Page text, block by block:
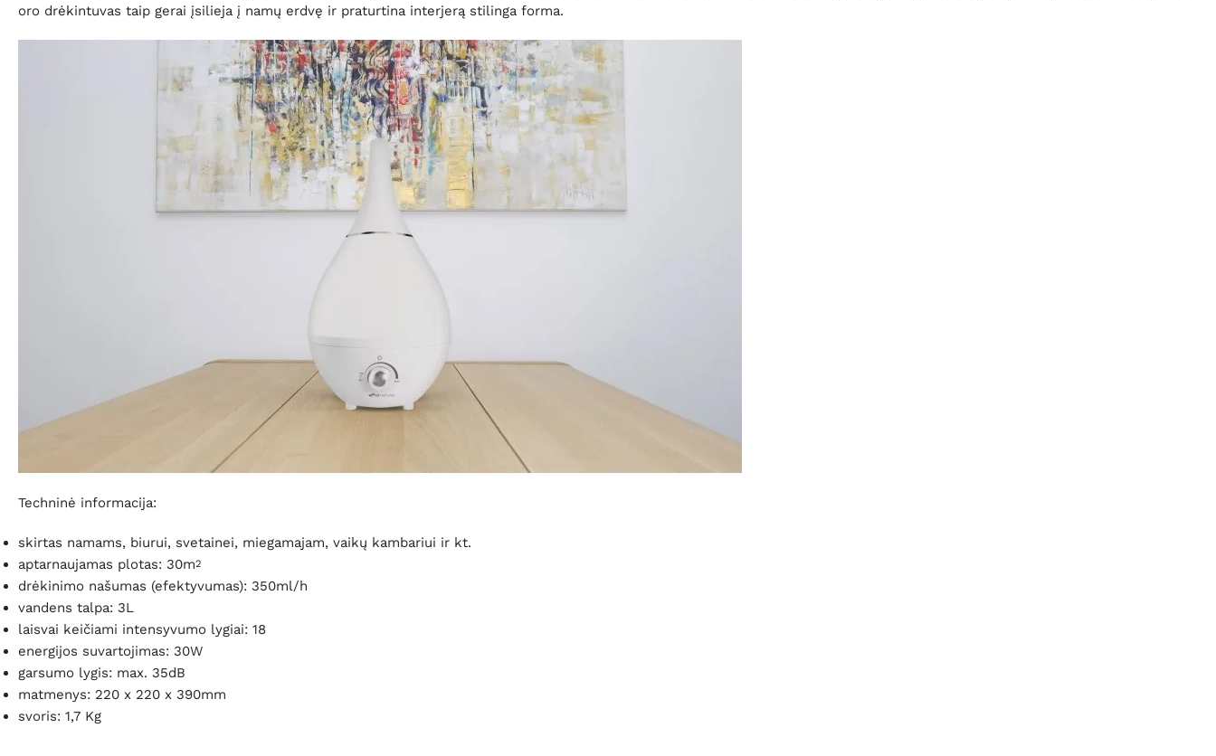
oro drėkintuvas taip gerai įsilieja į namų erdvę ir praturtina interjerą stilinga forma.
Techninė informacija:
skirtas namams, biurui, svetainei, miegamajam, vaikų kambariui ir kt.
aptarnaujamas plotas: 30m2
drėkinimo našumas (efektyvumas): 350ml/h
vandens talpa: 3L
laisvai keičiami intensyvumo lygiai: 18
energijos suvartojimas: 30W
garsumo lygis: max. 35dB
matmenys: 220 x 220 x 390mm
svoris: 1,7 Kg